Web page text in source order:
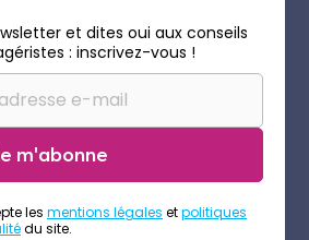
et dites oui aux conseils
: inscrivez-vous !
m'abonne
les mentions légales etpolitiques
du site.